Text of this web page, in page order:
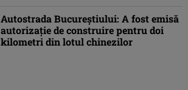
Autostrada Bucureștiului: A fost emisă
autorizație de construire pentru doi
kilometri din lotul chinezilor